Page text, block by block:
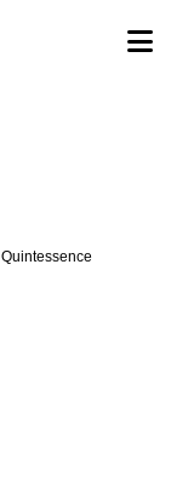
Quintessence